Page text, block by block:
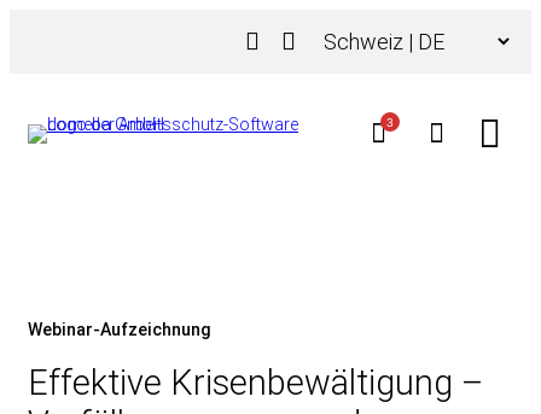
3
Webinar-Aufzeichnung
Effektive Krisenbewältigung –